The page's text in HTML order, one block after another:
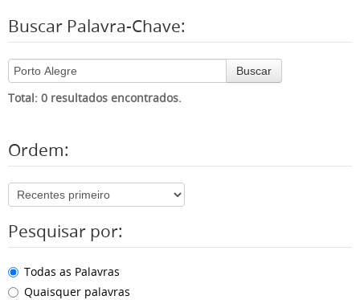
Buscar Palavra-Chave:
Buscar
Total: 0 resultados encontrados.
Ordem:
Pesquisar por:
Todas as Palavras
Quaisquer palavras